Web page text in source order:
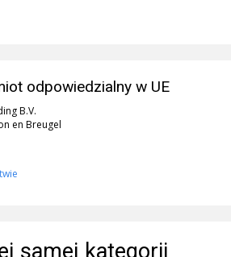
odpowiedzialny w UE
B.V.
en Breugel
samej kategorii